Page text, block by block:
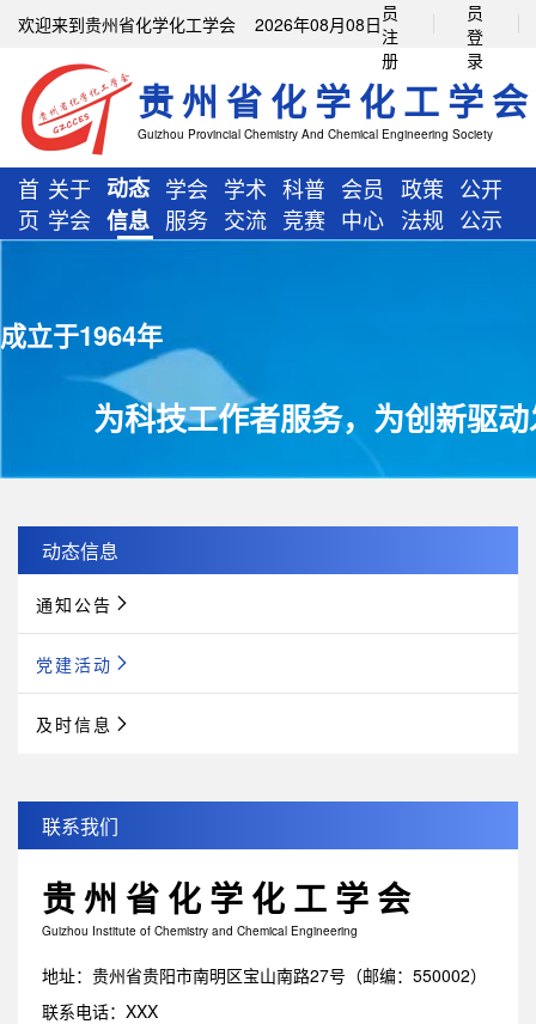
欢迎来到贵州省化学化工学会 2026年08月08日 员
注
册
员
登
录
贵州省化学化工学会
Guizhou Provincial Chemistry And Chemical Engineering Society
首
页
关于
学会
动态
信息
学会
服务
学术
交流
科普
竞赛
会员
中心
政策
法规
公开
公示
成立于1964年
为科技工作者服务，为创新驱
动态信息
通知公告
党建活动
及时信息
联系我们
贵州省化学化工学会
Guizhou Institute of Chemistry and Chemical Engineering
地址：贵州省贵阳市南明区宝山南路27号（邮编：550002）
联系电话：XXX